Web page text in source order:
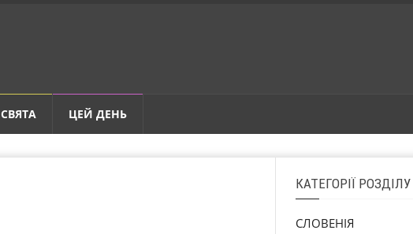
СВЯТА ЦЕЙ ДЕНЬ
КАТЕГОРІЇ РОЗДІЛУ
СЛОВЕНІЯ